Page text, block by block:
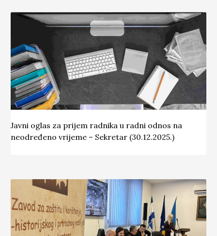
Javni oglas za prijem radnika u radni odnos na
neodređeno vrijeme – Sekretar (30.12.2025.)